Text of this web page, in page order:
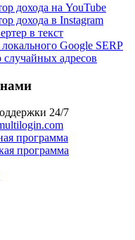
дохода на YouTube
дохода в Instagram
в текст
Google SERP
случайных адресов
нами
24/7
программа
программа